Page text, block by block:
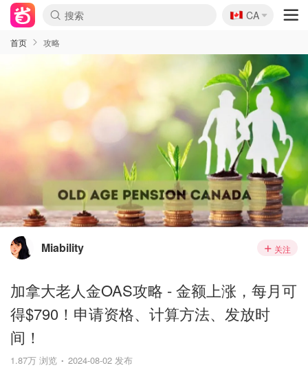
🇨🇦
CA
首页 攻略
Miability 关注
加拿大老人金OAS攻略 - 金额上涨，每月可
得$790！申请资格、计算方法、发放时
间！
1.87万 浏览 2024-08-02 发布